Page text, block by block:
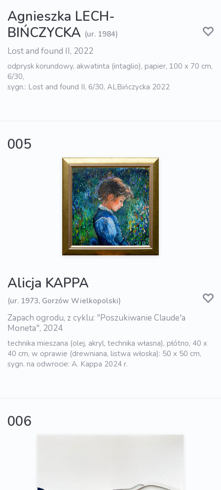
Agnieszka LECH-
BIŃCZYCKA (ur. 1984)
Lost and found II, 2022
odprysk korundowy, akwatinta (intaglio), papier, 100 x 70 cm,
6/30,
sygn.: Lost and found II, 6/30, ALBińczycka 2022
005
Alicja KAPPA
(ur. 1973, Gorzów Wielkopolski)
Zapach ogrodu, z cyklu: "Poszukiwanie Claude'a
Moneta", 2024
technika mieszana (olej, akryl, technika własna), płótno, 40 x
40 cm, w oprawie (drewniana, listwa włoska): 50 x 50 cm,
sygn. na odwrocie: A. Kappa 2024 r.
006